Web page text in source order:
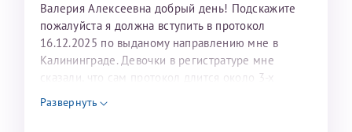
Валерия Алексеевна добрый день! Подскажите
пожалуйста я должна вступить в протокол
16.12.2025 по выданому направлению мне в
Калининграде. Девочки в регистратуре мне
сказали, что сам протокол длится около 3-х
недель и 3 недели я должна находится в Питере.
Можно мне новый год провести в Калининграде и
Развернуть